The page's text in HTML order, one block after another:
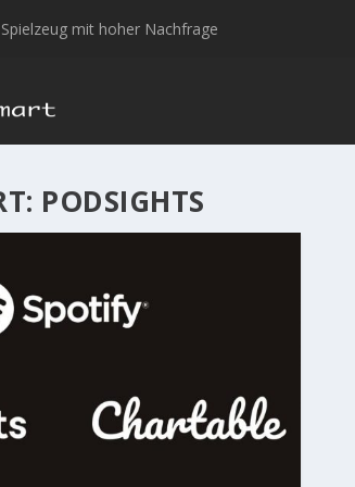
mit hoher Nachfrage
PODSIGHTS